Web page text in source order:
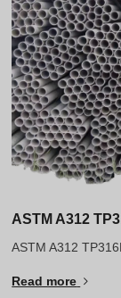
ASTM A312
ASTM A312
Read more